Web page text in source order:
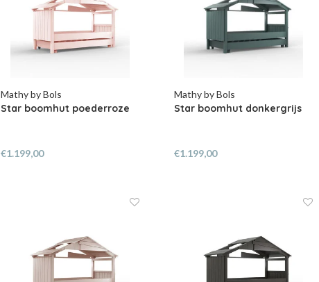
Mathy by Bols
Star boomhut poederroze
€1.199,00
Mathy by Bols
Star boomhut donkergrijs
€1.199,00